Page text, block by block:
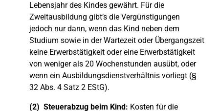
Lebensjahr des Kindes gewährt. Für die
Zweitausbildung gibt’s die Vergünstigungen
jedoch nur dann, wenn das Kind neben dem
Studium sowie in der Wartezeit oder Übergangszeit
keine Erwerbstätigkeit oder eine Erwerbstätigkeit
von weniger als 20 Wochenstunden ausübt, oder
wenn ein Ausbildungsdienstverhältnis vorliegt (§
32 Abs. 4 Satz 2 EStG).
(2) Steuerabzug beim Kind: Kosten für die